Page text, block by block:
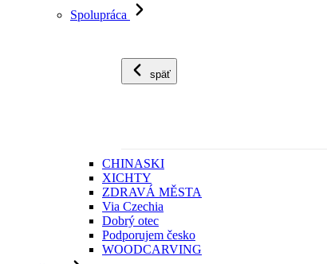
Spolupráca
späť
CHINASKI
XICHTY
ZDRAVÁ MĚSTA
Via Czechia
Dobrý otec
Podporujem česko
WOODCARVING